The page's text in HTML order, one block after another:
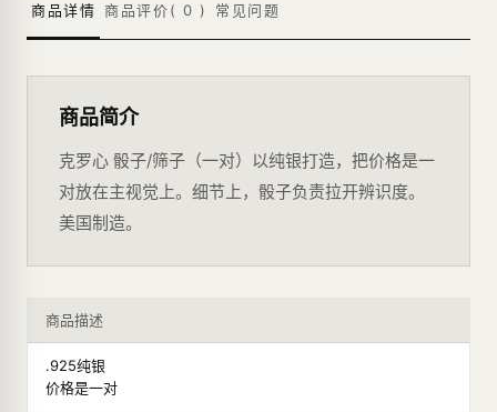
商品详情 商品评价( 0 ) 常见问题
商品简介
克罗心 骰子/筛子（一对）以纯银打造，把价格是一
对放在主视觉上。细节上，骰子负责拉开辨识度。
美国制造。
商品描述
.925纯银
价格是一对